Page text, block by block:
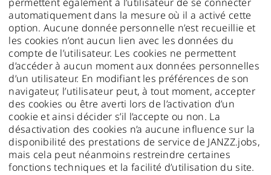
permettent également à l’utilisateur de se connecter
automatiquement dans la mesure où il a activé cette
option. Aucune donnée personnelle n’est recueillie et
les cookies n’ont aucun lien avec les données du
compte de l’utilisateur. Les cookies ne permettent
d’accéder à aucun moment aux données personnelles
d’un utilisateur. En modifiant les préférences de son
navigateur, l’utilisateur peut, à tout moment, accepter
des cookies ou être averti lors de l’activation d’un
cookie et ainsi décider s’il l’accepte ou non. La
désactivation des cookies n’a aucune influence sur la
disponibilité des prestations de service de JANZZ.jobs,
mais cela peut néanmoins restreindre certaines
fonctions techniques et la facilité d’utilisation du site.